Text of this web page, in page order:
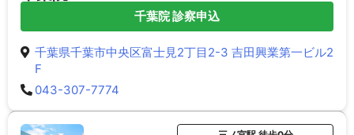
千葉院 診察申込
千葉県千葉市中央区富士見2丁目2-3 吉田興業第一ビル2
F
043-307-7774